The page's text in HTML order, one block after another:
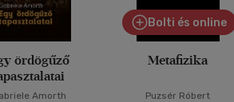
ördögűző
Amorth
Bolti és online
Metafizika
Puzsér Róbert